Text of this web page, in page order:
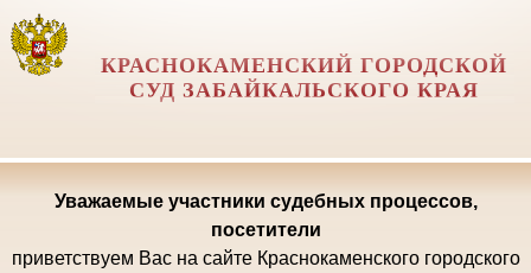
КРАСНОКАМЕНСКИЙ ГОРОДСКОЙ
СУД ЗАБАЙКАЛЬСКОГО КРАЯ
Уважаемые участники судебных процессов,
посетители
приветствуем Вас на сайте Краснокаменского городского